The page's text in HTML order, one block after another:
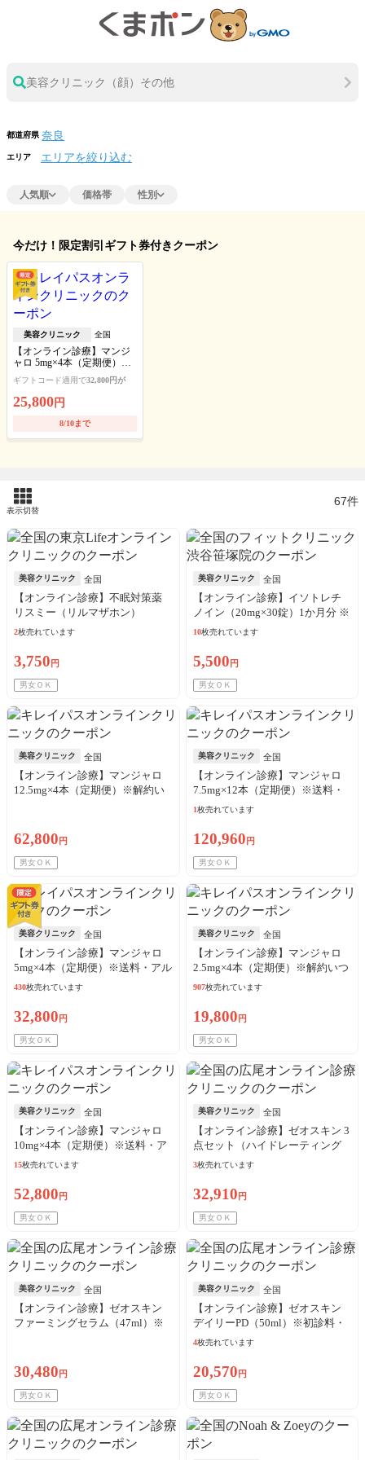
美容クリニック（顔）その他
都道府県
エリア エリアを絞り込む
人気順 価格帯 性別
今だけ！限定割引ギフト券付きクーポン
美容クリニック 全国
【オンライン診療】マンジ
ャロ 5mg×4本（定期便）※
送料・アルコール綿・診察
料込
ギフトコード適用で32,800円が
25,800 円
8/10まで
表示切替
67件
美容クリニック 全国
【オンライン診療】不眠対策薬
リスミー（リルマザホン）
1mg（30日分）※初診料・送料込
2枚売れています
3,750 円
男女ＯＫ
美容クリニック 全国
【オンライン診療】イソトレチ
ノイン（20mg×30錠）1か月分 ※
診察料、送料込込
10枚売れています
5,500 円
男女ＯＫ
美容クリニック 全国
【オンライン診療】マンジャロ
12.5mg×4本（定期便）※解約い
62,800 円
男女ＯＫ
美容クリニック 全国
【オンライン診療】マンジャロ
7.5mg×12本（定期便）※送料・
アルコール綿・診察料込
1枚売れています
120,960 円
男女ＯＫ
美容クリニック 全国
【オンライン診療】マンジャロ
5mg×4本（定期便）※送料・アル
コール綿・診察料込
430枚売れています
32,800 円
男女ＯＫ
美容クリニック 全国
【オンライン診療】マンジャロ
2.5mg×4本（定期便）※解約いつ
でも可能！
907枚売れています
19,800 円
男女ＯＫ
美容クリニック 全国
【オンライン診療】マンジャロ
10mg×4本（定期便）※送料・ア
ルコール綿・診察料込
15枚売れています
52,800 円
男女ＯＫ
美容クリニック 全国
【オンライン診療】ゼオスキン 3
点セット（ハイドレーティング
クレンザー＋バランサートナー
込
3枚売れています
32,910 円
男女ＯＫ
美容クリニック 全国
【オンライン診療】ゼオスキン
ファーミングセラム（47ml）※
30,480 円
男女ＯＫ
美容クリニック 全国
【オンライン診療】ゼオスキン
デイリーPD（50ml）※初診料・
送料込
4枚売れています
20,570 円
男女ＯＫ